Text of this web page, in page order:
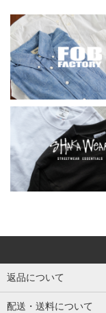
返品について
配送・送料について